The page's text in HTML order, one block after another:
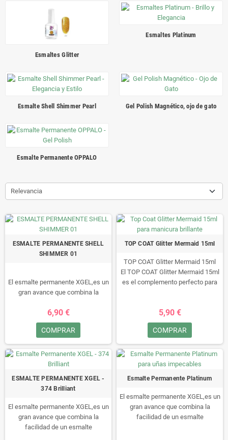
Esmaltes Glitter
Esmaltes Platinum
Esmalte Shell Shimmer Pearl Gel Polish Magnético, ojo de gato
Esmalte Permanente OPPALO
Relevancia
ESMALTE PERMANENTE SHELL
SHIMMER 01
El esmalte permanente XGEL,es un
gran avance que combina la
permanente con la durabilidad de
un gel.
Durante un minimo de 15 dias
disfruta de sus uñas
perfectamente, sin arañazos,
retoques ni manchas, fácil de
lámpara LED/UV.
6,90 €
COMPRAR
TOP COAT Glitter Mermaid 15ml
TOP COAT Glitter Mermaid 15ml
El TOP COAT Glitter Mermaid 15ml
es el complemento perfecto para
únicas.
Con su impresionante acabado de
purpurina, este top coat
transformará por completo tu
esmalte de uñas, dándole un toque
de magia y glamour. Ya sea que
ocasión especial o simplemente
quieras destacar en tu día a día,
este producto es imprescindible.
5,90 €
COMPRAR
ESMALTE PERMANENTE XGEL -
374 Brilliant
El esmalte permanente XGEL,es un
gran avance que combina la
facilidad de un esmalte
Esmalte Permanente Platinum
El esmalte permanente XGEL,es un
gran avance que combina la
facilidad de un esmalte